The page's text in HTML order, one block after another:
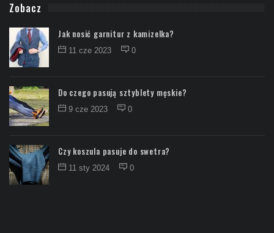
Zobacz
Jak nosić garnitur z kamizelka?
11 cze 2023 0
Do czego pasują sztyblety męskie?
9 cze 2023 0
Czy koszula pasuje do swetra?
11 sty 2024 0